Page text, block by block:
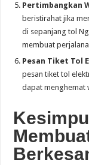
Pertimbangkan
beristirahat jika
di sepanjang tol
membuat
Pesan Tiket Tol
pesan tiket tol
dapat menghemat